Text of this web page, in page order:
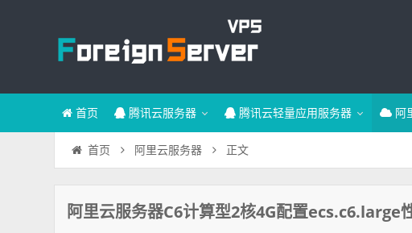
首页 腾讯云服务器 腾讯云轻量应用服务器 阿
首页 阿里云服务器 正文
阿里云服务器C6计算型2核4G配置ecs.c6.large